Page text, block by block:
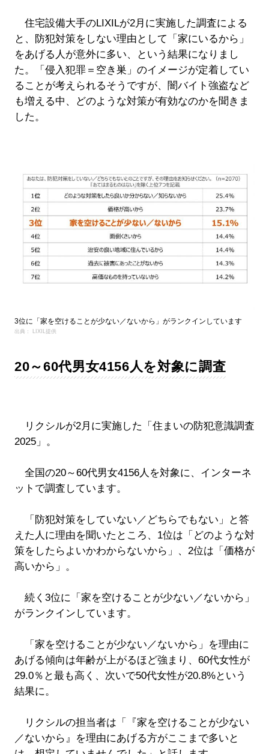
住宅設備大手のLIXILが2月に実施した調査による
と、防犯対策をしない理由として「家にいるから」
をあげる人が意外に多い、という結果になりまし
た。「侵入犯罪＝空き巣」のイメージが定着してい
ることが考えられるそうですが、闇バイト強盗など
も増える中、どのような対策が有効なのかを聞きま
した。
3位に「家を空けることが少ない／ないから」がランクインしています
出典： LIXIL提供
20～60代男女4156人を対象に調査
リクシルが2月に実施した「住まいの防犯意識調査
2025」。
全国の20～60代男女4156人を対象に、インターネ
ットで調査しています。
「防犯対策をしていない／どちらでもない」と答
えた人に理由を聞いたところ、1位は「どのような対
策をしたらよいかわからないから」、2位は「価格が
高いから」。
続く3位に「家を空けることが少ない／ないから」
がランクインしています。
「家を空けることが少ない／ないから」を理由に
あげる傾向は年齢が上がるほど強まり、60代女性が
29.0％と最も高く、次いで50代女性が20.8%という
結果に。
リクシルの担当者は「『家を空けることが少ない
／ないから』を理由にあげる方がここまで多いと